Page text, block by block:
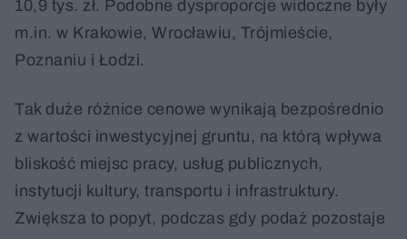
10,9 tys. zł. Podobne dysproporcje widoczne były
m.in. w Krakowie, Wrocławiu, Trójmieście,
Poznaniu i Łodzi.
Tak duże różnice cenowe wynikają bezpośrednio
z wartości inwestycyjnej gruntu, na którą wpływa
bliskość miejsc pracy, usług publicznych,
instytucji kultury, transportu i infrastruktury.
Zwiększa to popyt, podczas gdy podaż pozostaje